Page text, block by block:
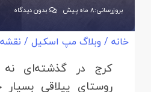
بروزرسانی:8 ماه پیش بدون دیدگاه
خانه / وبلاگ مپ اسکیل /
کرج در گذشته‌ای
روستای ییلاقی